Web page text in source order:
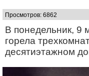
Просмотров: 6862
В понедельник, 9
горела
десятиэтажном